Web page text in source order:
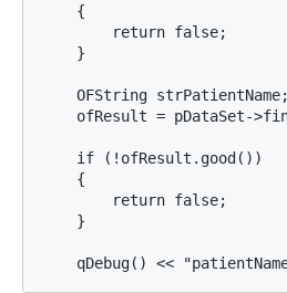
    {
        return false;
    }
    OFString strPatientName;
ofResult = pDataSet-
    if (!ofResult.good())
    {
        return false;
    }